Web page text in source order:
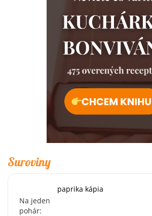
Suroviny
paprika kápia
Na jeden
pohár: